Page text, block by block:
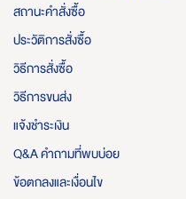
สถานะคำสั่งซื้อ
ประวัติการสั่งซื้อ
วิธีการสั่งซื้อ
วิธีการขนส่ง
แจ้งชำระเงิน
Q&A คำถามที่พบบ่อย
ข้อตกลงและเงื่อนไข